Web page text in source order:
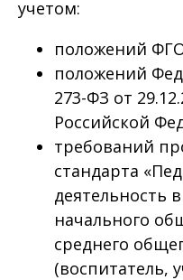
учетом:
положений
положений
273-ФЗ от
Российской
требований
стандарта
деятельность
начального
среднего
(воспитатель,